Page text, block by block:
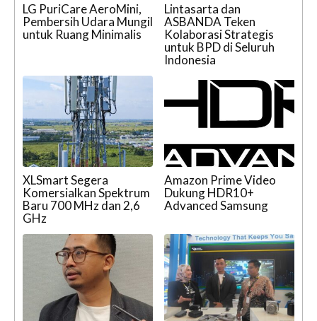
LG PuriCare AeroMini,
Pembersih Udara Mungil
untuk Ruang Minimalis
Lintasarta dan
ASBANDA Teken
Kolaborasi Strategis
untuk BPD di Seluruh
Indonesia
XLSmart Segera
Komersialkan Spektrum
Baru 700 MHz dan 2,6
GHz
Amazon Prime Video
Dukung HDR10+
Advanced Samsung